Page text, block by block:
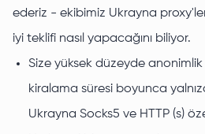
ederiz - ekibimiz Ukrayna
iyi teklifi nasıl yapacağını biliyor.
Size yüksek düzeyde
kiralama süresi boyunca
Ukrayna Socks5 ve HTTP (s)